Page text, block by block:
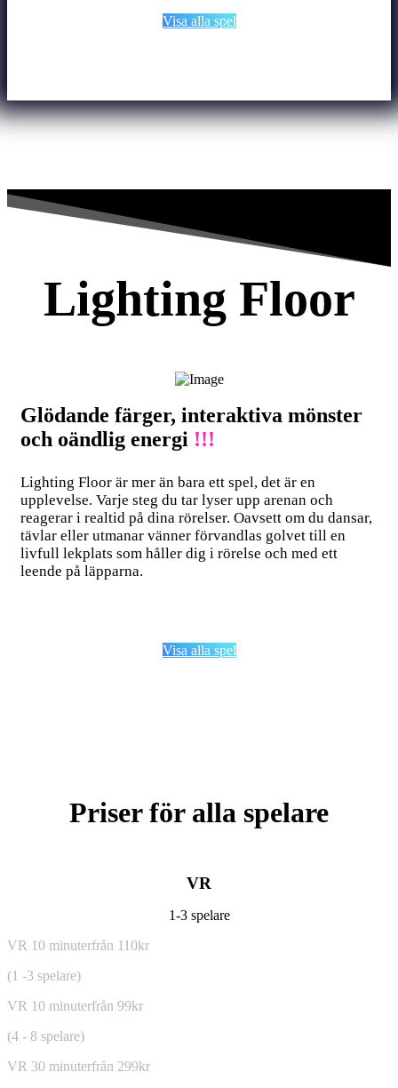
Visa alla spel
Lighting Floor
Glödande färger, interaktiva mönster
och oändlig energi !!!
Lighting Floor är mer än bara ett spel, det är en
upplevelse. Varje steg du tar lyser upp arenan och
reagerar i realtid på dina rörelser. Oavsett om du dansar,
tävlar eller utmanar vänner förvandlas golvet till en
livfull lekplats som håller dig i rörelse och med ett
leende på läpparna.
Visa alla spel
Priser för alla spelare
VR
1-3 spelare
VR 10 minuterfrån 110kr
(1 -3 spelare)
VR 10 minuterfrån 99kr
(4 - 8 spelare)
VR 30 minuterfrån 299kr